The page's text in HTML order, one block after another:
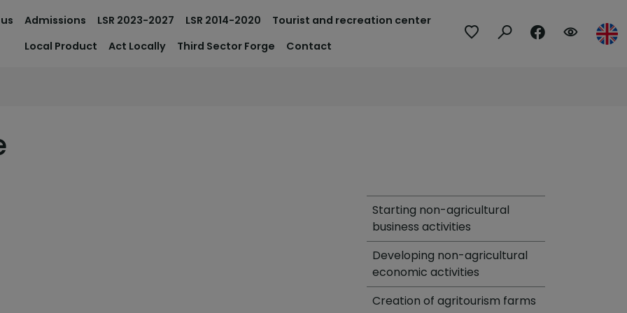
Admissions LSR 2023-2027 LSR 2014-2020
Tourist and recreation center
Local Product
Act Locally Third Sector Forge Contact
Starting non-agricultural
business activities
Developing non-agricultural
economic activities
Creation of agritourism farms